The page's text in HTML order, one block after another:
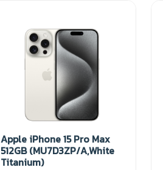
Apple iPhone 15 Pro Max
512GB (MU7D3ZP/A,White
Titanium)